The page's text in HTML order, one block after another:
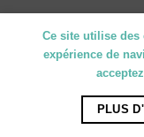
Ce site utilise
expérience de
PLUS